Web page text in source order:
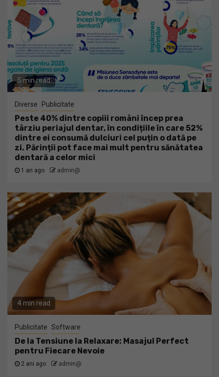
5 min read
Diverse Publicitate
Peste 40% dintre copiii români încep prea
târziu periajul dentar, în condițiile în care 52%
dintre ei consumă dulciuri cel puțin o dată pe
zi. Părinții pot face mai mult pentru sănătatea
dentară a celor mici
1 an ago admin@
4 min read
Publicitate Software
De la Tensiune la Relaxare: Masajul Perfect
pentru Fiecare Nevoie
2 ani ago admin@